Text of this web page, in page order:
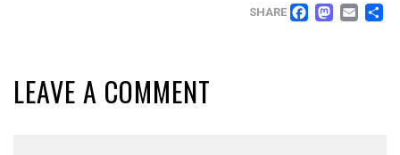
SHARE
LEAVE A COMMENT